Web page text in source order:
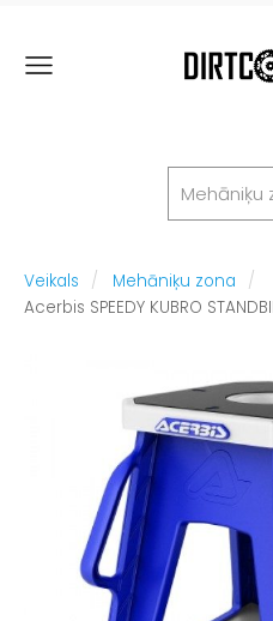
Mehāniķu
Veikals
Mehāniķu zona
Acerbis SPEEDY KUBRO